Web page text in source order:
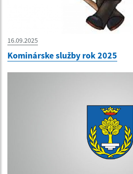
16.09.2025
Kominárske služby rok 2025